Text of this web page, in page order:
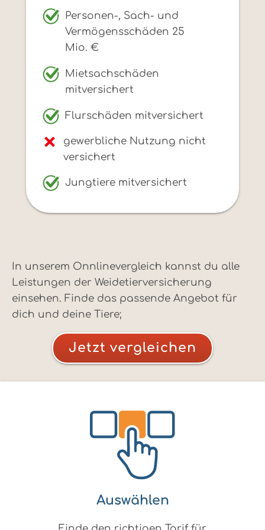
Personen-, Sach- und
Vermögensschäden 25
Mio. €
Mietsachschäden
mitversichert
Flurschäden mitversichert
gewerbliche Nutzung nicht
versichert
Jungtiere mitversichert
In unserem Onnlinevergleich kannst du alle
Leistungen der Weidetierversicherung
einsehen. Finde das passende Angebot für
dich und deine Tiere;
Jetzt vergleichen
Auswählen